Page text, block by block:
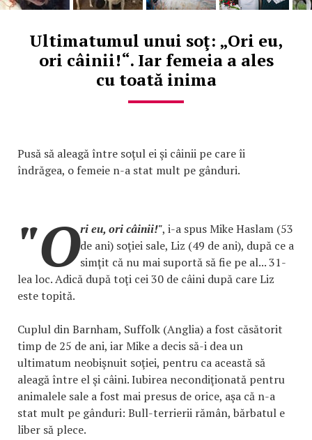
Ultimatumul unui soţ: „Ori eu,
ori câinii!“. Iar femeia a ales
cu toată inima
Pusă să aleagă între soţul ei şi câinii pe care îi
îndrăgea, o femeie n-a stat mult pe gânduri.
"Ori eu, ori câinii!", i-a spus Mike Haslam (53
de ani) soţiei sale, Liz (49 de ani), după ce a
simţit că nu mai suportă să fie pe al... 31-
lea loc. Adică după toţi cei 30 de câini după care Liz
este topită.
Cuplul din Barnham, Suffolk (Anglia) a fost căsătorit
timp de 25 de ani, iar Mike a decis să-i dea un
ultimatum neobişnuit soţiei, pentru ca această să
aleagă între el şi câini. Iubirea necondiţionată pentru
animalele sale a fost mai presus de orice, aşa că n-a
stat mult pe gânduri: Bull-terrierii rămân, bărbatul e
liber să plece.